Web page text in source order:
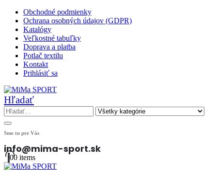
Obchodné podmienky
Ochrana osobných údajov (GDPR)
Katalógy
Veľkostné tabuľky
Doprava a platba
Potlač textilu
Kontakt
Prihlásiť sa
Hľadať
Sme tu pre Vás
info@mima-sport.sk
00 items